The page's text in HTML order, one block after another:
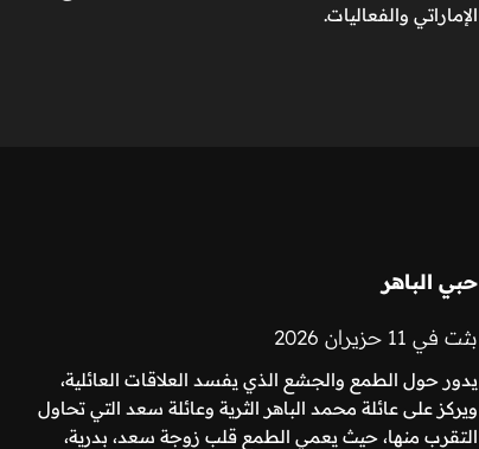
الإماراتي والفعاليات.
حبي الباهر
بثت في 11 حزيران 2026
يدور حول الطمع والجشع الذي يفسد العلاقات العائلية،
ويركز على عائلة محمد الباهر الثرية وعائلة سعد التي تحاول
التقرب منها، حيث يعمي الطمع قلب زوجة سعد، بدرية،